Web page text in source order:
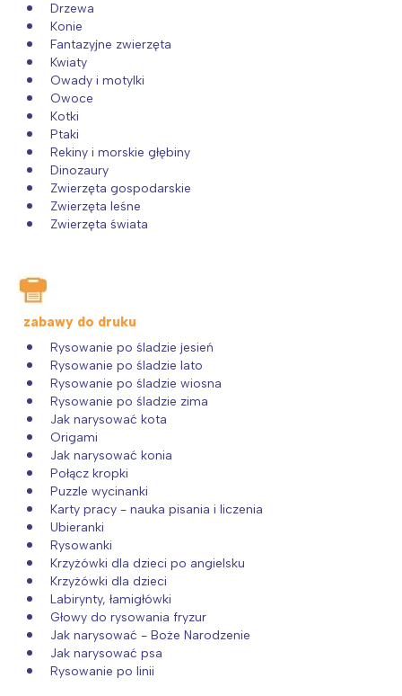
Drzewa
Konie
Fantazyjne zwierzęta
Kwiaty
Owady i motylki
Owoce
Kotki
Ptaki
Rekiny i morskie głębiny
Dinozaury
Zwierzęta gospodarskie
Zwierzęta leśne
Zwierzęta świata
zabawy do druku
Rysowanie po śladzie jesień
Rysowanie po śladzie lato
Rysowanie po śladzie wiosna
Rysowanie po śladzie zima
Jak narysować kota
Origami
Jak narysować konia
Połącz kropki
Puzzle wycinanki
Karty pracy - nauka pisania i liczenia
Ubieranki
Rysowanki
Krzyżówki dla dzieci po angielsku
Krzyżówki dla dzieci
Labirynty, łamigłówki
Głowy do rysowania fryzur
Jak narysować - Boże Narodzenie
Jak narysować psa
Rysowanie po linii